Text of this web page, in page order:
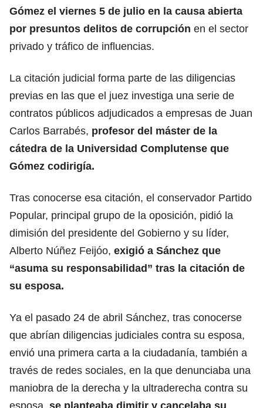
Gómez el viernes 5 de julio en la causa abierta
por presuntos delitos de corrupción en el sector
privado y tráfico de influencias.
La citación judicial forma parte de las diligencias
previas en las que el juez investiga una serie de
contratos públicos adjudicados a empresas de Juan
Carlos Barrabés, profesor del máster de la
cátedra de la Universidad Complutense que
Gómez codirigía.
Tras conocerse esa citación, el conservador Partido
Popular, principal grupo de la oposición, pidió la
dimisión del presidente del Gobierno y su líder,
Alberto Núñez Feijóo, exigió a Sánchez que
“asuma su responsabilidad” tras la citación de
su esposa.
Ya el pasado 24 de abril Sánchez, tras conocerse
que abrían diligencias judiciales contra su esposa,
envió una primera carta a la ciudadanía, también a
través de redes sociales, en la que denunciaba una
maniobra de la derecha y la ultraderecha contra su
esposa, se planteaba dimitir y cancelaba su